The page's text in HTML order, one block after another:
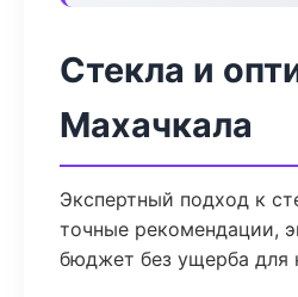
Стекла и
Махачкала
Экспертный подход к
точные рекомендации,
бюджет без ущерба для